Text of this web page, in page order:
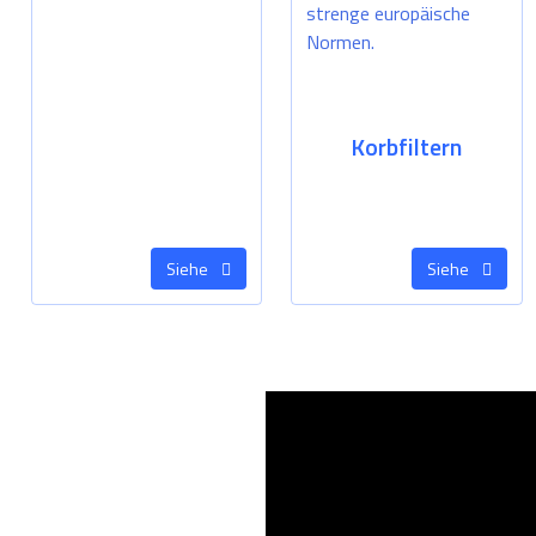
Siehe
Korbfiltern
Siehe